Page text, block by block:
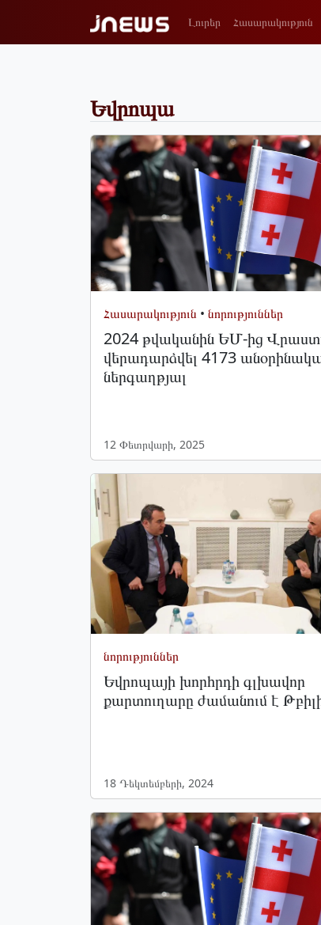
Լուրեր Հասարակություն
Եվրոպա
Հասարակություն • նորություններ
2024 թվականին ԵՄ-ից
վերադարձվել 4173
ներգաղթյալ
12 Փետրվարի, 2025
նորություններ
Եվրոպայի խորհրդի գլխավոր
քարտուղարը ժամանում է
18 Դեկտեմբերի, 2024